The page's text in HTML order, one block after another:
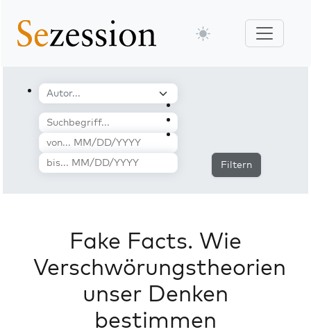
Filtern
Fake Facts. Wie
Verschwörungstheorien
unser Denken
bestimmen